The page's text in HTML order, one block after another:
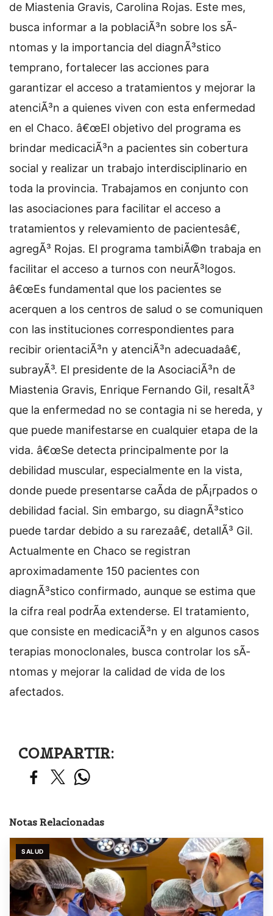
de Miastenia Gravis, Carolina Rojas. Este mes,
busca informar a la poblaciÃ³n sobre los sÃ­
ntomas y la importancia del diagnÃ³stico
temprano, fortalecer las acciones para
garantizar el acceso a tratamientos y mejorar la
atenciÃ³n a quienes viven con esta enfermedad
en el Chaco. â€œEl objetivo del programa es
brindar medicaciÃ³n a pacientes sin cobertura
social y realizar un trabajo interdisciplinario en
toda la provincia. Trabajamos en conjunto con
las asociaciones para facilitar el acceso a
tratamientos y relevamiento de pacientesâ€,
agregÃ³ Rojas. El programa tambiÃ©n trabaja en
facilitar el acceso a turnos con neurÃ³logos.
â€œEs fundamental que los pacientes se
acerquen a los centros de salud o se comuniquen
con las instituciones correspondientes para
recibir orientaciÃ³n y atenciÃ³n adecuadaâ€,
subrayÃ³. El presidente de la AsociaciÃ³n de
Miastenia Gravis, Enrique Fernando Gil, resaltÃ³
que la enfermedad no se contagia ni se hereda, y
que puede manifestarse en cualquier etapa de la
vida. â€œSe detecta principalmente por la
debilidad muscular, especialmente en la vista,
donde puede presentarse caÃ­da de pÃ¡rpados o
debilidad facial. Sin embargo, su diagnÃ³stico
puede tardar debido a su rarezaâ€, detallÃ³ Gil.
Actualmente en Chaco se registran
aproximadamente 150 pacientes con
diagnÃ³stico confirmado, aunque se estima que
la cifra real podrÃ­a extenderse. El tratamiento,
que consiste en medicaciÃ³n y en algunos casos
terapias monoclonales, busca controlar los sÃ­
ntomas y mejorar la calidad de vida de los
afectados.
COMPARTIR:
Notas Relacionadas
SALUD